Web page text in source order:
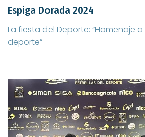
Espiga Dorada 2024
La fiesta del Deporte: “Homenaje
deporte”